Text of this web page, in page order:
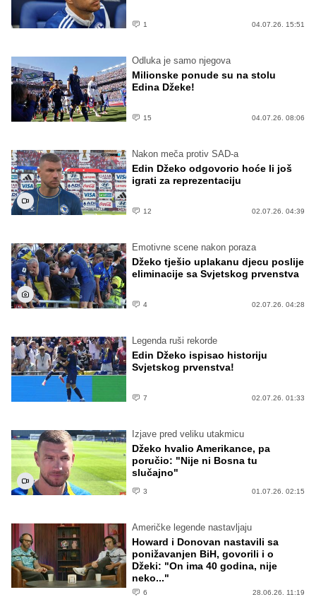
1 04.07.26. 15:51
Odluka je samo njegova
Milionske ponude su na stolu
Edina Džeke!
15 04.07.26. 08:06
Nakon meča protiv SAD-a
Edin Džeko odgovorio hoće li još
igrati za reprezentaciju
12 02.07.26. 04:39
Emotivne scene nakon poraza
Džeko tješio uplakanu djecu poslije
eliminacije sa Svjetskog prvenstva
4 02.07.26. 04:28
Legenda ruši rekorde
Edin Džeko ispisao historiju
Svjetskog prvenstva!
7 02.07.26. 01:33
Izjave pred veliku utakmicu
Džeko hvalio Amerikance, pa
poručio: "Nije ni Bosna tu
slučajno"
3 01.07.26. 02:15
Američke legende nastavljaju
Howard i Donovan nastavili sa
ponižavanjen BiH, govorili i o
Džeki: "On ima 40 godina, nije
neko..."
6 28.06.26. 11:19